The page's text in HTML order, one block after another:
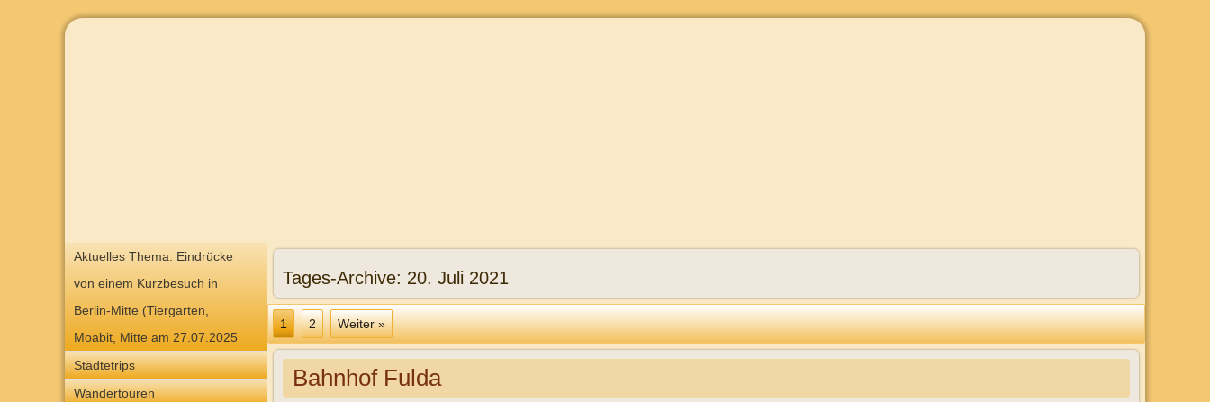
Aktuelles Thema: Eindrücke
von einem Kurzbesuch in
Berlin-Mitte (Tiergarten,
Moabit, Mitte am 27.07.2025
Städtetrips
Wandertouren
Tages-Archive: 20. Juli 2021
1 2 Weiter »
Bahnhof Fulda